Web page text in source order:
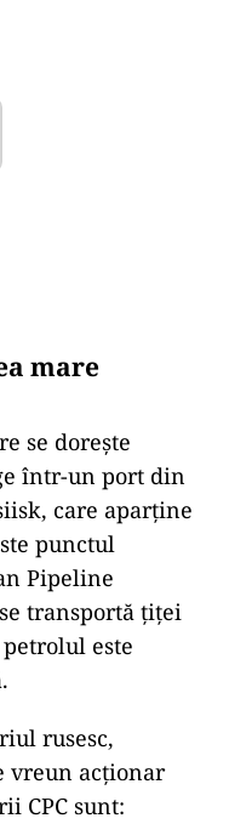
mare
se dorește
într-un port din
care aparține
punctul
Pipeline
transportă țiței
este
rusesc,
vreun acționar
CPC sunt: